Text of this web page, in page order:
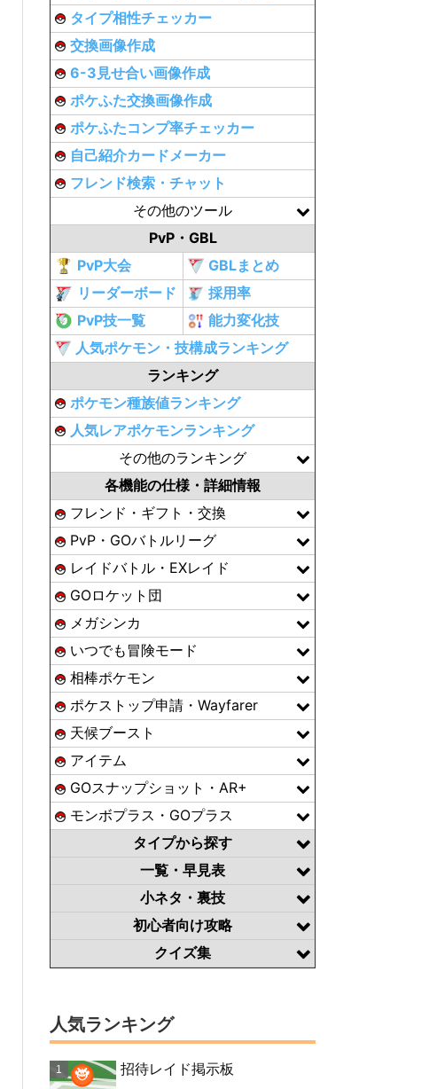
タイプ相性チェッカー
交換画像作成
6-3見せ合い画像作成
ポケふた交換画像作成
ポケふたコンプ率チェッカー
自己紹介カードメーカー
フレンド検索・チャット
その他のツール
PvP・GBL
PvP大会
GBLまとめ
リーダーボード
採用率
PvP技一覧
能力変化技
人気ポケモン・技構成ランキング
ランキング
ポケモン種族値ランキング
人気レアポケモンランキング
その他のランキング
各機能の仕様・詳細情報
フレンド・ギフト・交換
PvP・GOバトルリーグ
レイドバトル・EXレイド
GOロケット団
メガシンカ
いつでも冒険モード
相棒ポケモン
ポケストップ申請・Wayfarer
天候ブースト
アイテム
GOスナップショット・AR+
モンボプラス・GOプラス
タイプから探す
一覧・早見表
小ネタ・裏技
初心者向け攻略
クイズ集
人気ランキング
招待レイド掲示板